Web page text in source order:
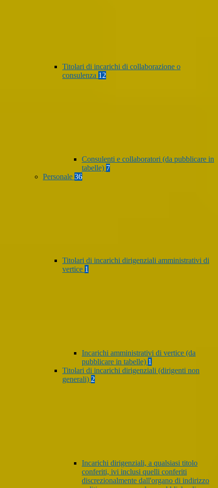
Titolari di incarichi di collaborazione o
consulenza 12
Consulenti e collaboratori (da pubblicare in
tabelle) 7
Personale 36
Titolari di incarichi dirigenziali amministrativi di
vertice 1
Incarichi amministrativi di vertice (da
pubblicare in tabelle) 1
Titolari di incarichi dirigenziali (dirigenti non
generali) 2
Incarichi dirigenziali, a qualsiasi titolo
conferiti, ivi inclusi quelli conferiti
discrezionalmente dall'organo di indirizzo